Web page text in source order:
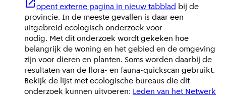
opent externe pagina in nieuw tabblad bij de
provincie. In de meeste gevallen is daar een
uitgebreid ecologisch onderzoek voor
nodig. Met dit onderzoek wordt gekeken hoe
belangrijk de woning en het gebied en de omgeving
zijn voor dieren en planten. Soms worden daarbij de
resultaten van de flora- en fauna-quickscan gebruikt.
Bekijk de lijst met ecologische bureaus die dit
onderzoek kunnen uitvoeren: Leden van het Netwerk